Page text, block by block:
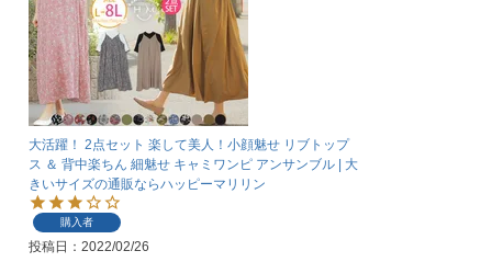
大活躍！ 2点セット 楽して美人！小顔魅せ リブトップ
ス ＆ 背中楽ちん 細魅せ キャミワンピ アンサンブル | 大
きいサイズの通販ならハッピーマリリン
購入者
投稿日 2022/02/26